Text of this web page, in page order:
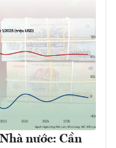
nước: Cần